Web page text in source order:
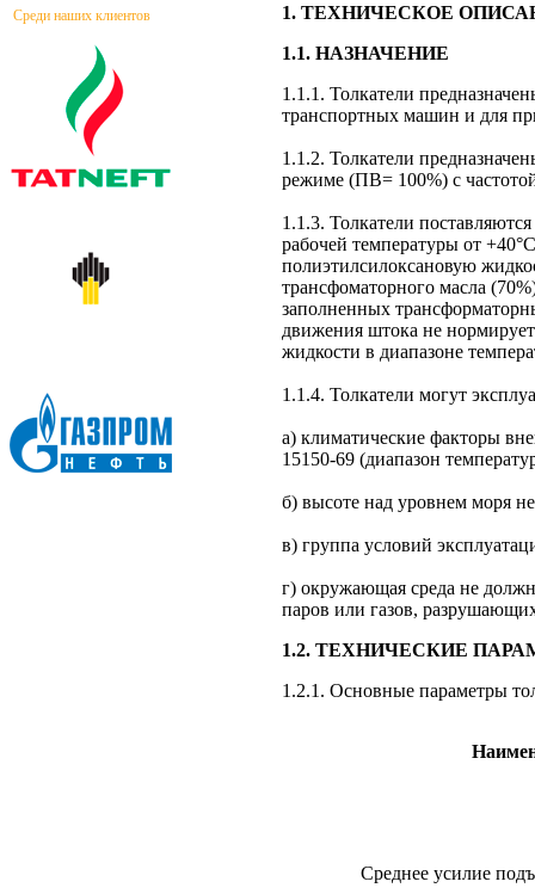
Среди наших клиентов
1. ТЕХНИЧЕСКОЕ
1.1. НАЗНАЧЕНИЕ
1.1.1. Толкатели
транспортных машин и для
1.1.2. Толкатели
режиме (ПВ= 100%) с
1.1.3. Толкатели
рабочей температуры от
полиэтилсилоксановую
трансфоматорного масла
заполненных
движения штока не
жидкости в диапазоне
1.1.4. Толкатели могут
а) климатические факторы
15150-69 (диапазон
б) высоте над уровнем моря
в) группа условий
г) окружающая среда не
паров или газов,
1.2. ТЕХНИЧЕСКИЕ
1.2.1. Основные параметры
Среднее усилие